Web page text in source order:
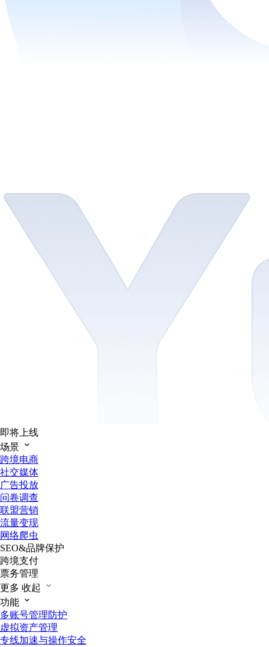
即将上线
场景
跨境电商
社交媒体
广告投放
问卷调查
联盟营销
流量变现
网络爬虫
SEO&品牌保护
跨境支付
票务管理
更多 收起
功能
多账号管理防护
虚拟资产管理
专线加速与操作安全